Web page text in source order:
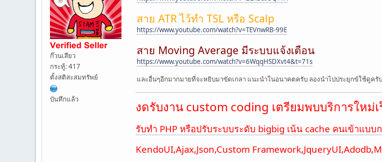
ก๊วนเสียว
กระทู้: 417
ตั้งสติสะสมทรัพย์
บันทึกแล้ว
สาย ATR ไว้ทำ TSL หรือ Scalp
https://www.youtube.com/watch?v=TEVnwRB-99E
สาย Moving Average มีระบบแจ้งเตือน
https://www.youtube.com/watch?v=6WqqHSDXvt4&t=71s
และอื่นๆอีกมากมายที่จะหยิบมาขัดเกลา แนะนำในอนาคตครับ ลองนำไปประยุกข์ใช้ดูครับ
งดรับงาน custom coding เตรียมพบบริการใหม่
รับทำ PHP หรือปรับระบบระดับ bigbig เน้น cache คนเข้าแบบ
KendoUI,Ajax,Json,Custom